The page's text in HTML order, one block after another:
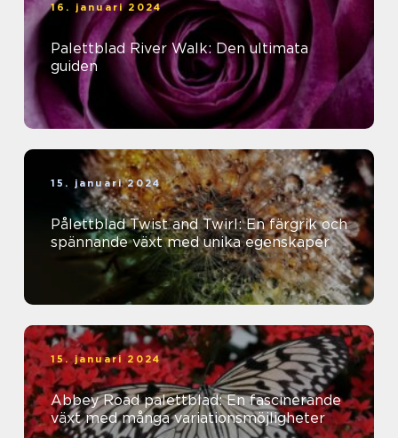
16. januari 2024
Palettblad River Walk: Den ultimata
guiden
15. januari 2024
Pålettblad Twist and Twirl: En färgrik och
spännande växt med unika egenskaper
15. januari 2024
Abbey Road palettblad: En fascinerande
växt med många variationsmöjligheter